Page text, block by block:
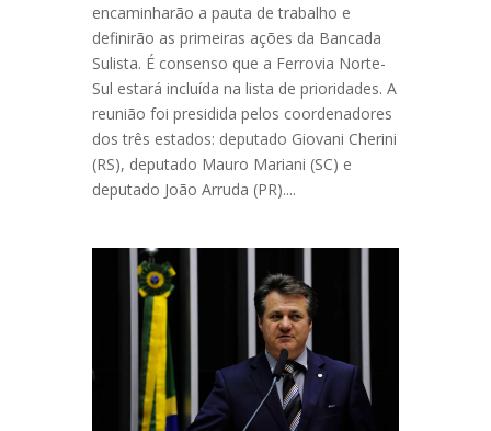
encaminharão a pauta de trabalho e
definirão as primeiras ações da Bancada
Sulista. É consenso que a Ferrovia Norte-
Sul estará incluída na lista de prioridades. A
reunião foi presidida pelos coordenadores
dos três estados: deputado Giovani Cherini
(RS), deputado Mauro Mariani (SC) e
deputado João Arruda (PR)....